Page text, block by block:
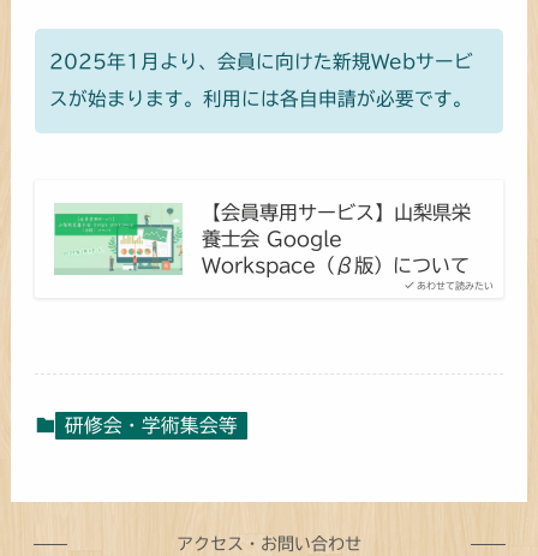
2025年1月より、会員に向けた新規Webサービ
スが始まります。利用には各自申請が必要です。
あわせて読みたい
【会員専用サービス】山梨県栄
養士会 Google
Workspace（β版）について
研修会・学術集会等
アクセス・お問い合わせ